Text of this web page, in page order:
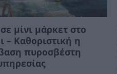
μίνι μάρκετ στο
– Καθοριστική η
πυροσβέστη